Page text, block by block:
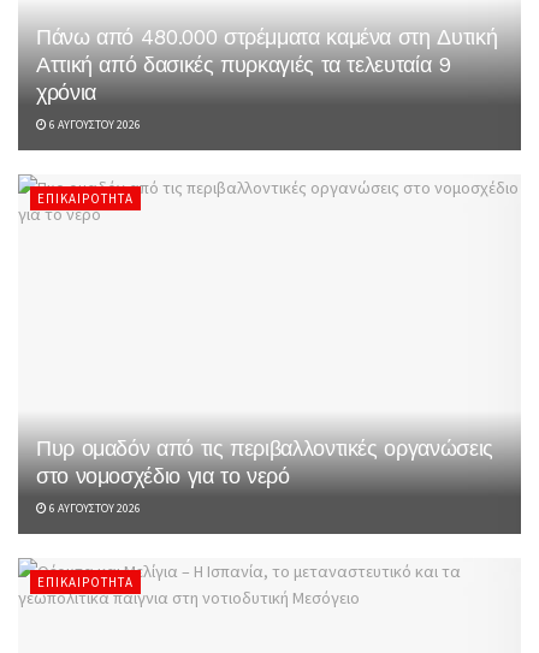
Πάνω από 480.000 στρέμματα καμένα στη Δυτική
Αττική από δασικές πυρκαγιές τα τελευταία 9
χρόνια
6 ΑΥΓΟΎΣΤΟΥ 2026
ΕΠΙΚΑΙΡΌΤΗΤΑ
Πυρ ομαδόν από τις περιβαλλοντικές οργανώσεις
στο νομοσχέδιο για το νερό
6 ΑΥΓΟΎΣΤΟΥ 2026
ΕΠΙΚΑΙΡΌΤΗΤΑ